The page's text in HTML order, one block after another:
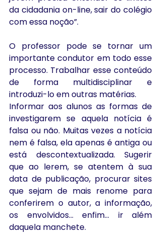
da cidadania on-line, sair do colégio
com essa noção”.
O professor pode se tornar um
importante condutor em todo esse
processo. Trabalhar esse conteúdo
de forma multidisciplinar e
introduzi-lo em outras matérias.
Informar aos alunos as formas de
investigarem se aquela notícia é
falsa ou não. Muitas vezes a notícia
nem é falsa, ela apenas é antiga ou
está descontextualizada. Sugerir
que ao lerem, se atentem à sua
data de publicação, procurar sites
que sejam de mais renome para
conferirem o autor, a informação,
os envolvidos... enfim... ir além
daquela manchete.